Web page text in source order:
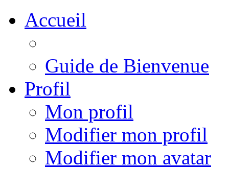
Accueil
Guide de Bienvenue
Profil
Mon profil
Modifier mon profil
Modifier mon avatar